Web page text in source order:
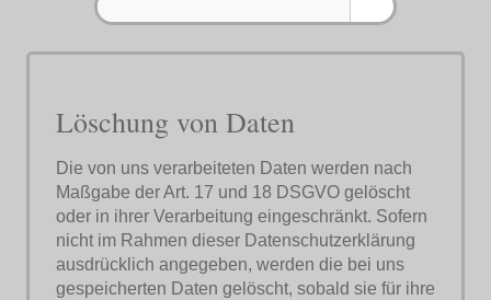
Löschung von Daten
Die von uns verarbeiteten Daten werden nach
Maßgabe der Art. 17 und 18 DSGVO gelöscht
oder in ihrer Verarbeitung eingeschränkt. Sofern
nicht im Rahmen dieser Datenschutzerklärung
ausdrücklich angegeben, werden die bei uns
gespeicherten Daten gelöscht, sobald sie für ihre